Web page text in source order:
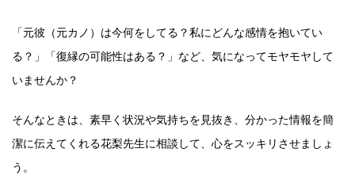
「元彼（元カノ）は今何をしてる？私にどんな感情を抱いてい
る？」「復縁の可能性はある？」など、気になってモヤモヤして
いませんか？
そんなときは、素早く状況や気持ちを見抜き、分かった情報を簡
潔に伝えてくれる花梨先生に相談して、心をスッキリさせましょ
う。